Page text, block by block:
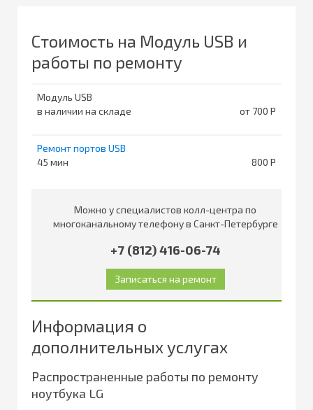
Стоимость на Модуль USB и
работы по ремонту
Модуль USB
в наличии на складе
от 700
Ремонт портов USB
45
800
Можно у специалистов колл-центра по
многоканальному телефону в Санкт-Петербурге
+7 (812) 416-06-74
Информация о
дополнительных услугах
Распространенные работы по ремонту
ноутбука LG